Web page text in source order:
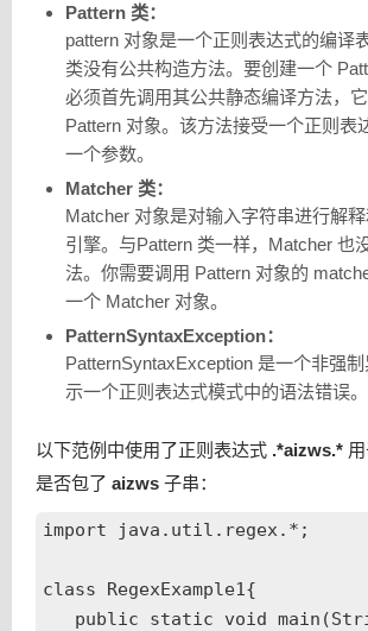
Pattern 类：
pattern 对象是一个正则表达式的编译
类没有公共构造方法。要创建一个
必须首先调用其公共静态编译方法，
Pattern 对象。该方法接受一个正则表
一个参数。
Matcher 类：
Matcher 对象是对输入字符串进行解
引擎。与Pattern 类一样，Matcher 也
法。你需要调用 Pattern 对象的
一个 Matcher 对象。
PatternSyntaxException：
PatternSyntaxException 是一个非强
示一个正则表达式模式中的语法错误。
以下范例中使用了正则表达式 .*aizws.*
是否包了 aizws 子串：
import java.util.regex.*;
class RegexExample1{
public static void